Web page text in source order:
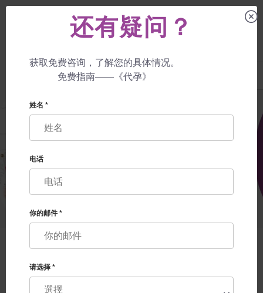
+38 057 760 48 29
代孕是与 Feskov 代孕诊所合作，在 2026
年迎来宝宝的最简单方式！
还有疑问？
获取免费咨询，了解您的具体情况。
免费指南——《代孕》
姓名 *
电话
你的邮件 *
请选择 *